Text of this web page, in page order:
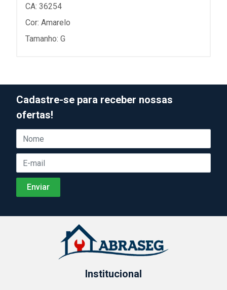
CA: 36254
Cor: Amarelo
Tamanho: G
Cadastre-se para receber nossas
ofertas!
Institucional